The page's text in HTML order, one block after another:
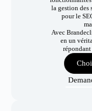
la gestion des
pour le
Avec
en un